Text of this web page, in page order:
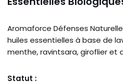
Aromaforce Défenses
huiles essentielles à base de
menthe, ravintsara, giroflier et
Statut :